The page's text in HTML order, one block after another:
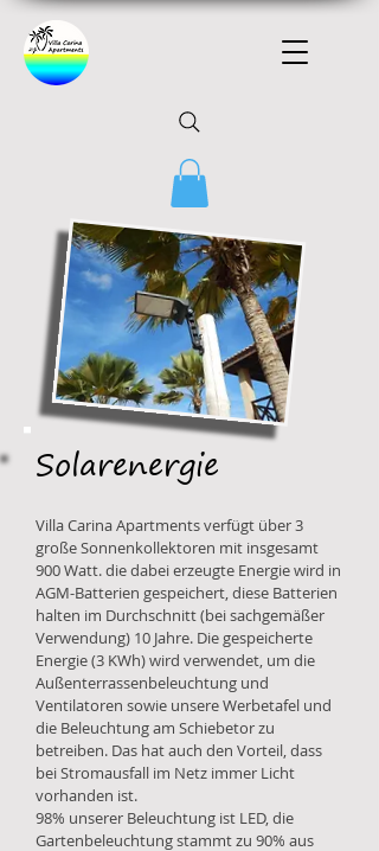
Solarenergie
Villa Carina Apartments verfügt über 3
große Sonnenkollektoren mit insgesamt
900 Watt. die dabei erzeugte Energie wird in
AGM-Batterien gespeichert, diese Batterien
halten im Durchschnitt (bei sachgemäßer
Verwendung) 10 Jahre. Die gespeicherte
Energie (3 KWh) wird verwendet, um die
Außenterrassenbeleuchtung und
Ventilatoren sowie unsere Werbetafel und
die Beleuchtung am Schiebetor zu
betreiben. Das hat auch den Vorteil, dass
bei Stromausfall im Netz immer Licht
vorhanden ist.
98% unserer Beleuchtung ist LED, die
Gartenbeleuchtung stammt zu 90% aus